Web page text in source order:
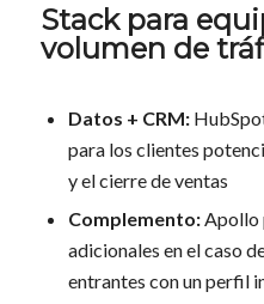
Stack para
volumen de
Datos + CRM:
para los clientes
y el cierre de ventas
Complemento:Apollo
adicionales en el caso
entrantes con un perfil